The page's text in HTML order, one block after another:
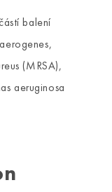
balení
(MRSA),
aeruginosa